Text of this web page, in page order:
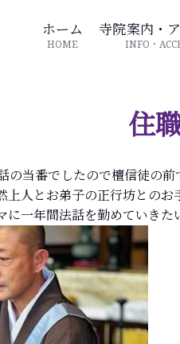
ホーム
HOME
寺院案内・
INFO・
住
当番でしたので檀信徒の
上人とお弟子の正行坊との
一年間法話を勤めていきた